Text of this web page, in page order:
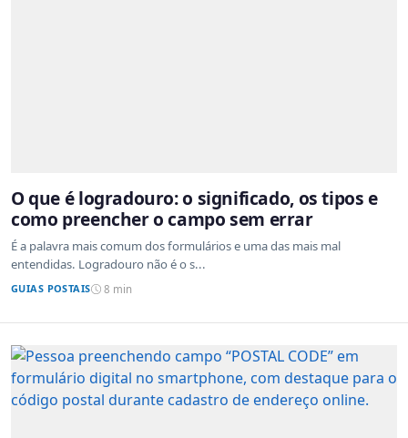
O que é logradouro: o significado, os tipos e
como preencher o campo sem errar
É a palavra mais comum dos formulários e uma das mais mal
entendidas. Logradouro não é o s...
GUIAS POSTAIS 8 min